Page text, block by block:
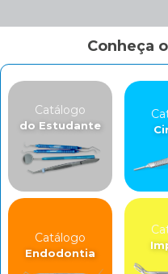
Conheça
Catálogo
do Estudante
Catálogo
Endodontia